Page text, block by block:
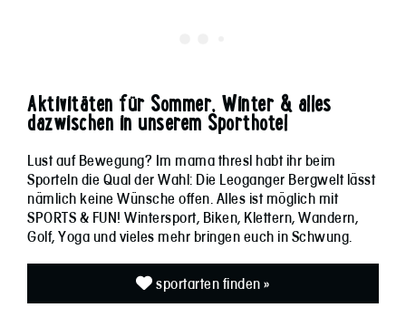
Aktivitäten für Sommer, Winter & alles
dazwischen in unserem Sporthotel
Lust auf Bewegung? Im mama thresl habt ihr beim
Sporteln die Qual der Wahl: Die Leoganger Bergwelt lässt
nämlich keine Wünsche offen. Alles ist möglich mit
SPORTS & FUN! Wintersport, Biken, Klettern, Wandern,
Golf, Yoga und vieles mehr bringen euch in Schwung.
sportarten finden »